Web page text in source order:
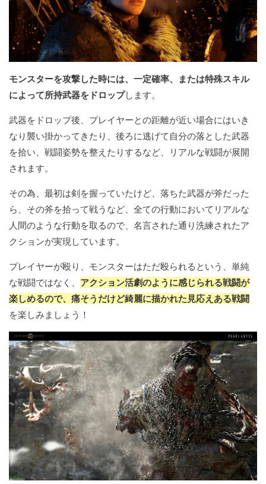
モンスターを攻撃した時には、一定確率、または特殊スキル
によって所持武器をドロップします。
武器をドロップ後、プレイヤーとの距離が近い場合にはいき
なり襲い掛かってきたり、後ろに逃げて自分の落とした武器
を拾い、戦闘姿勢を整えたりするなど、リアルな戦闘が展開
されます。
その為、最初は剣を握っていたけど、落ちた武器が斧だった
ら、その斧を拾って戦うなど、全ての行動においてリアルな
人間のような行動を取るので、名言された通り洗練されたア
クションが実現しています。
プレイヤーが殴り、モンスターはただ殴られるという、単純
な戦闘ではなく、 アクション活劇のように感じられる戦闘が
楽しめるので、痛そうだけど綺麗に描かれた見応えある戦闘
を楽しみましょう！